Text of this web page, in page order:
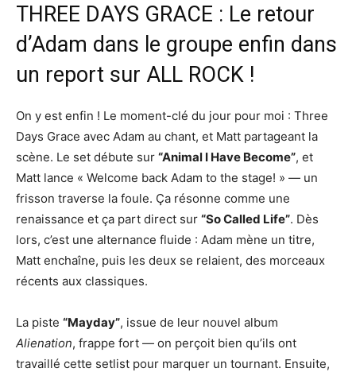
THREE DAYS GRACE : Le retour
d’Adam dans le groupe enfin dans
un report sur ALL ROCK !
On y est enfin ! Le moment-clé du jour pour moi : Three
Days Grace avec Adam au chant, et Matt partageant la
scène. Le set débute sur “Animal I Have Become”, et
Matt lance « Welcome back Adam to the stage! » — un
frisson traverse la foule. Ça résonne comme une
renaissance et ça part direct sur “So Called Life”. Dès
lors, c’est une alternance fluide : Adam mène un titre,
Matt enchaîne, puis les deux se relaient, des morceaux
récents aux classiques.
La piste “Mayday”, issue de leur nouvel album
Alienation, frappe fort — on perçoit bien qu’ils ont
travaillé cette setlist pour marquer un tournant. Ensuite,